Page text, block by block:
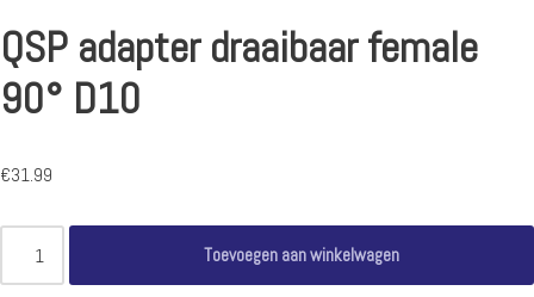
QSP adapter draaibaar female
90° D10
€31.99
Toevoegen aan winkelwagen